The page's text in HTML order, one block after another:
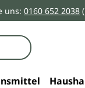
uns: 0160 652 2038